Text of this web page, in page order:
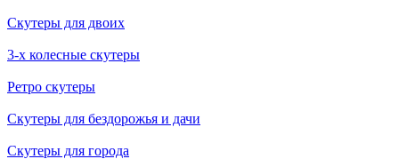
Скутеры для двоих
3-х колесные скутеры
Ретро скутеры
Скутеры для бездорожья и дачи
Скутеры для города